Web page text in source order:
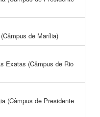
de Marília)
Exatas (Câmpus de Rio
(Câmpus de Presidente